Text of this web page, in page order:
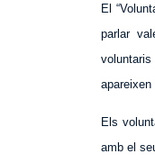
El
parlar
apareixen
Els
amb el